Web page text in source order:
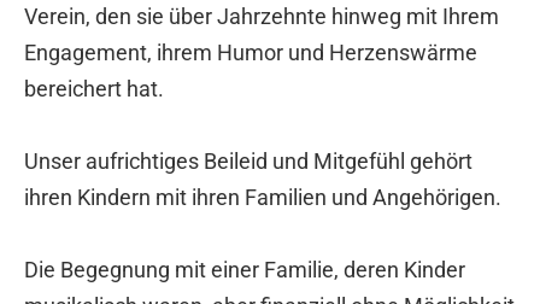
Verein, den sie über Jahrzehnte hinweg mit Ihrem
Engagement, ihrem Humor und Herzenswärme
bereichert hat.
Unser aufrichtiges Beileid und Mitgefühl gehört
ihren Kindern mit ihren Familien und Angehörigen.
Die Begegnung mit einer Familie, deren Kinder